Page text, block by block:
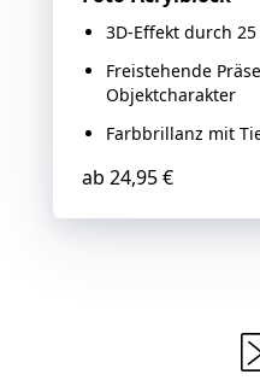
3D-Effekt durch
Freistehende
Objektcharakter
Farbbrillanz mit
ab 24,95 €